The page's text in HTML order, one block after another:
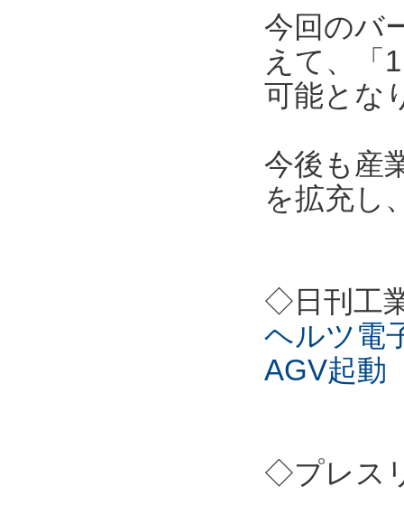
今回のバ
えて、「
可能とな
今後も産
を拡充し
◇日刊工
ヘルツ電
AGV起動
◇プレス